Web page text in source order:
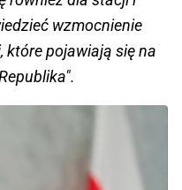
wzmocnienie
pojawiają się na